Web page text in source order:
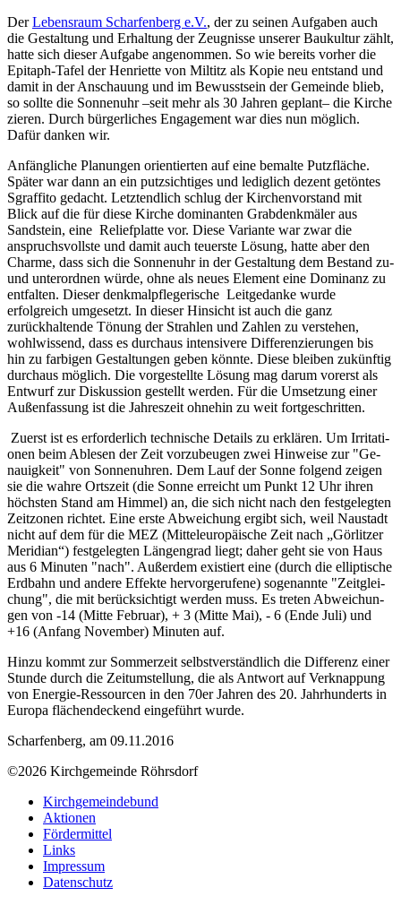
DerLebensraum Scharfenberg e.V., der zu seinen Aufgaben auch
die Gestaltung und Erhaltung der Zeugnisse unserer Baukultur zählt,
hatte sich dieser Aufgabe angenommen. So wie bereits vorher die
Epitaph-Tafel der Henriette von Miltitz als Kopie neu entstand und
damit in der Anschauung und im Bewusstsein der Gemeinde blieb,
so sollte die Sonnenuhr –seit mehr als 30 Jahren geplant– die Kirche
zieren. Durch bürgerliches Engagement war dies nun möglich.
Dafür danken wir.
Anfängliche Planungen orientierten auf eine bemalte Putzfläche.
Später war dann an ein putzsichtiges und lediglich dezent getöntes
Sgraffito gedacht. Letztendlich schlug der Kirchenvorstand mit
Blick auf die für diese Kirche dominanten Grabdenkmäler aus
Sandstein, eine Reliefplatte vor. Diese Variante war zwar die
anspruchsvollste und damit auch teuerste Lösung, hatte aber den
Charme, dass sich die Sonnenuhr in der Gestaltung dem Bestand zu-
und unterordnen würde, ohne als neues Element eine Dominanz zu
entfalten. Dieser denkmalpflegerische Leitgedanke wurde
erfolgreich umgesetzt. In dieser Hinsicht ist auch die ganz
zurückhaltende Tönung der Strahlen und Zahlen zu verstehen,
wohlwissend, dass es durchaus intensivere Differenzierungen bis
hin zu farbigen Gestaltungen geben könnte. Diese bleiben zukünftig
durchaus möglich. Die vorgestellte Lösung mag darum vorerst als
Entwurf zur Diskussion gestellt werden. Für die Umsetzung einer
Außenfassung ist die Jahreszeit ohnehin zu weit fortgeschritten.
Zuerst ist es erforderlich technische Details zu erklären. Um Irr­ita­ti­
o­nen beim Ab­le­sen der Zeit vor­zu­beu­gen zwei Hin­wei­se zur "Ge­
nau­ig­keit" von Son­nen­uh­ren. Dem Lauf der Son­ne fol­gend zei­gen
sie die wah­re Orts­zeit (die Sonne erreicht um Punkt 12 Uhr ihren
höchsten Stand am Himmel) an, die sich nicht nach den fest­ge­leg­ten
Zeit­zo­nen rich­tet. Eine ers­te Ab­wei­chung er­gibt sich, weil Naus­tadt
nicht auf dem für die MEZ (Mitteleuropäische Zeit nach „Görlitzer
Meridian“) fest­ge­leg­ten Län­gen­grad liegt; da­her geht sie von Haus
aus 6 Mi­nu­ten "nach". Außer­dem exis­tiert eine (durch die el­lip­ti­sche
Erd­bahn und an­de­re Ef­fek­te her­vor­ge­ru­fe­ne) so­ge­nann­te "Zeit­glei­
chung", die mit be­rück­sich­tigt wer­den muss. Es tre­ten Ab­wei­chun­
gen von -14 (Mit­te Feb­ru­ar), + 3 (Mit­te Mai), - 6 (Ende Juli) und
+16 (An­fang No­vem­ber) Mi­nu­ten auf.
Hinzu kommt zur Sommerzeit selbstverständlich die Differenz einer
Stunde durch die Zeitumstellung, die als Antwort auf Verknappung
von Energie-Ressourcen in den 70er Jahren des 20. Jahrhunderts in
Europa flächendeckend eingeführt wurde.
Scharfenberg, am 09.11.2016
©2026 Kirchgemeinde Röhrsdorf
Kirchgemeindebund
Aktionen
Fördermittel
Links
Impressum
Datenschutz